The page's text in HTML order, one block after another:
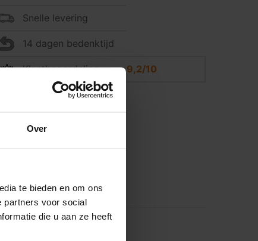
Over
te bieden en om ons
partners voor social
die u aan ze heeft
Snelle levering
14 dagen bedenktijd
Klantbeoordeling 9,2/10